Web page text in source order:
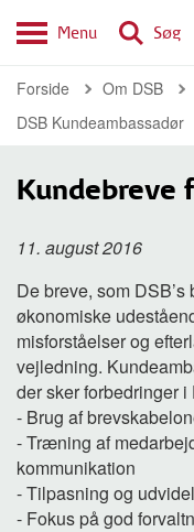
Menu Søg
Forside Om DSB
DSB Kundeambassadør
Kundebreve
11. august 2016
De breve, som
økonomiske
misforståelser og
vejledning.
der sker forbedringer i
- Brug af
- Træning af
kommunikation
- Tilpasning og
- Fokus på god